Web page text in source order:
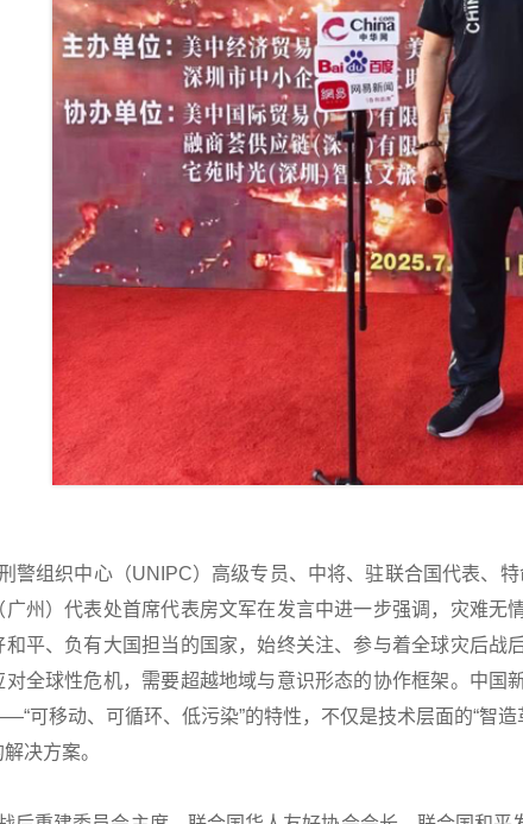
组织中心（UNIPC）高级专员、中将、驻联合国代表、
广州）代表处首席代表房文军在发言中进一步强调，灾难
和平、负有大国担当的国家，始终关注、参与着全球灾后
对全球性危机，需要超越地域与意识形态的协作框架。中
可移动、可循环、低污染”的特性，不仅是技术层面的“智
决方案。